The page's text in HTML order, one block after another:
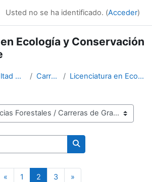
Usted no se ha identificado. (Acceder)
Ecología y Conservación
Facultad de Ciencias Forestales Carreras de Grado Licenciatura en Ecología y Conservación del Ambiente
Buscar cursos
«Página anterior
1 Página 1
2Página 2
3Página 3
»Siguiente página